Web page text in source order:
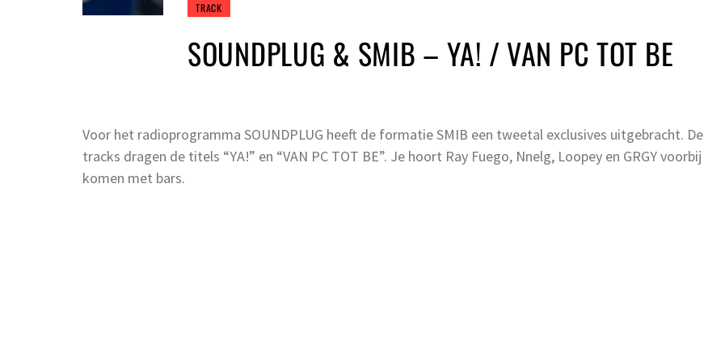
TRACK
SOUNDPLUG & SMIB – YA! / VAN PC TOT BE
Voor het radioprogramma SOUNDPLUG heeft de formatie SMIB een tweetal exclusives uitgebracht. De
tracks dragen de titels “YA!” en “VAN PC TOT BE”. Je hoort Ray Fuego, Nnelg, Loopey en GRGY voorbij
komen met bars.